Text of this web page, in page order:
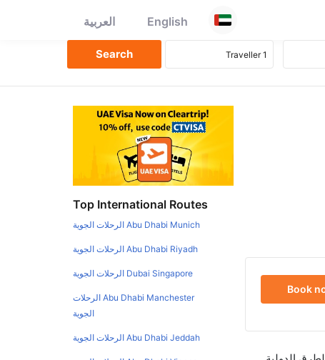
English العربية
Book
Top International Routes
Abu Dhabi Munich الرحلات الجوية
Abu Dhabi Riyadh الرحلات الجوية
Dubai Singapore الرحلات الجوية
Abu Dhabi Manchester الرحلات
الجوية
Abu Dhabi Jeddah الرحلات الجوية